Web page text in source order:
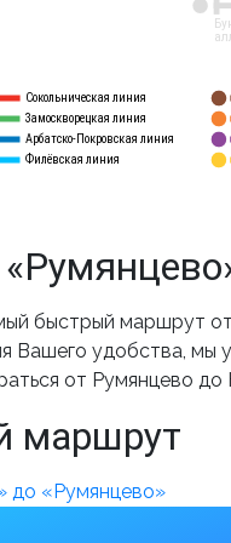
Сокольническая линия
Замоскворецкая линия
Арбатско-Покровская линия
Филёвская линия
быстрый маршрут
удобства, мы
от Румянцево до
маршрут
до «Румянцево»